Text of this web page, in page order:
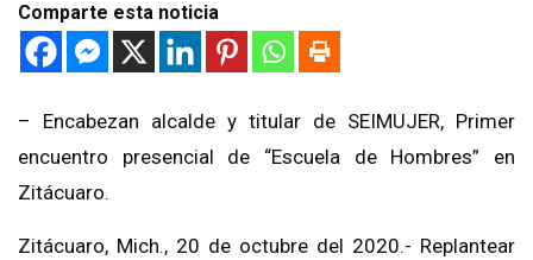
Comparte esta noticia
– Encabezan alcalde y titular de SEIMUJER, Primer
encuentro presencial de “Escuela de Hombres” en
Zitácuaro.
Zitácuaro, Mich., 20 de octubre del 2020.- Replantear